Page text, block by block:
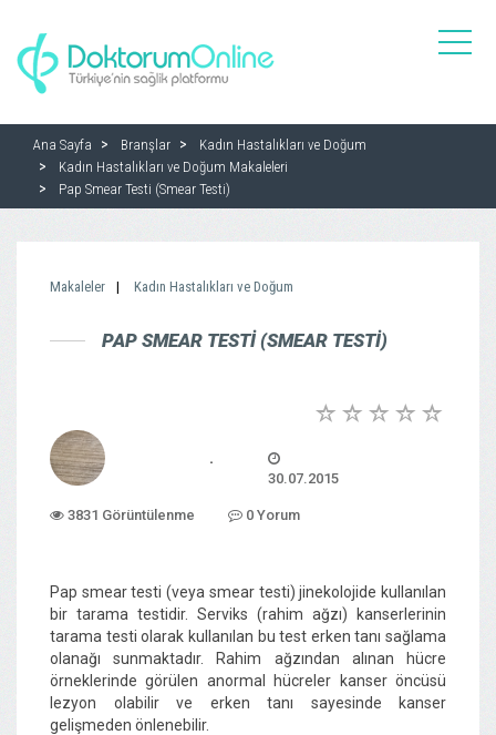
toggle
Ana Sayfa Branşlar
Kadın Hastalıkları ve Doğum
Kadın Hastalıkları ve Doğum Makaleleri
Pap Smear Testi (Smear Testi)
Makaleler Kadın Hastalıkları ve Doğum
PAP SMEAR TESTI (SMEAR TESTI)
.
30.07.2015
3831 Görüntülenme 0 Yorum
Pap smear testi (veya smear testi) jinekolojide kullanılan
bir tarama testidir. Serviks (rahim ağzı) kanserlerinin
tarama testi olarak kullanılan bu test erken tanı sağlama
olanağı sunmaktadır. Rahim ağzından alınan hücre
örneklerinde görülen anormal hücreler kanser öncüsü
lezyon olabilir ve erken tanı sayesinde kanser
gelişmeden önlenebilir.